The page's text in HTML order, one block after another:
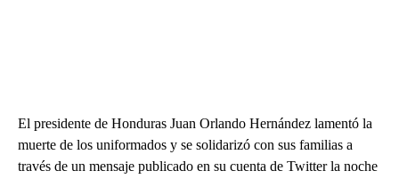
El presidente de Honduras Juan Orlando Hernández lamentó la
muerte de los uniformados y se solidarizó con sus familias a
través de un mensaje publicado en su cuenta de Twitter la noche